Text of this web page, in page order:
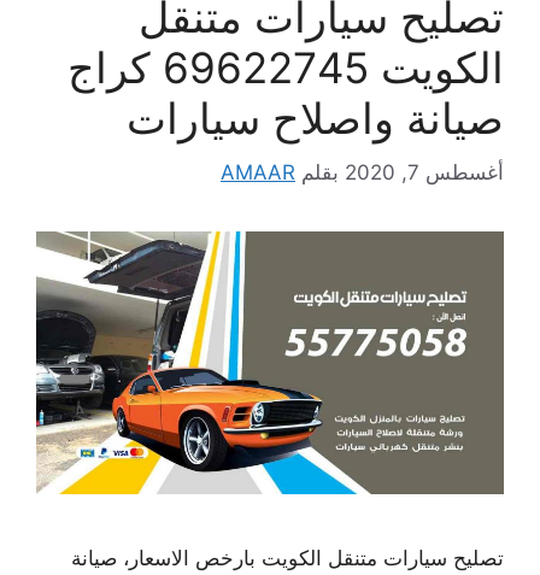
تصليح سيارات متنقل
الكويت 69622745 كراج
صيانة واصلاح سيارات
أغسطس 7, 2020 بقلم AMAAR
تصليح سيارات متنقل الكويت بارخص الاسعار، صيانة